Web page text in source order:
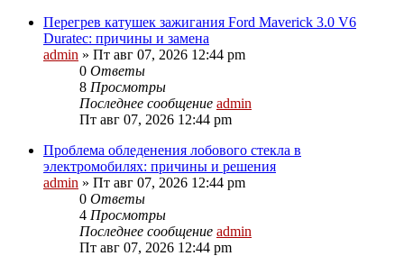
Перегрев катушек зажигания Ford Maverick 3.0 V6
Duratec: причины и замена
admin » Пт авг 07, 2026 12:44 pm
0 Ответы
8 Просмотры
Последнее сообщение admin
Пт авг 07, 2026 12:44 pm
Проблема обледенения лобового стекла в
электромобилях: причины и решения
admin » Пт авг 07, 2026 12:44 pm
0 Ответы
4 Просмотры
Последнее сообщение admin
Пт авг 07, 2026 12:44 pm